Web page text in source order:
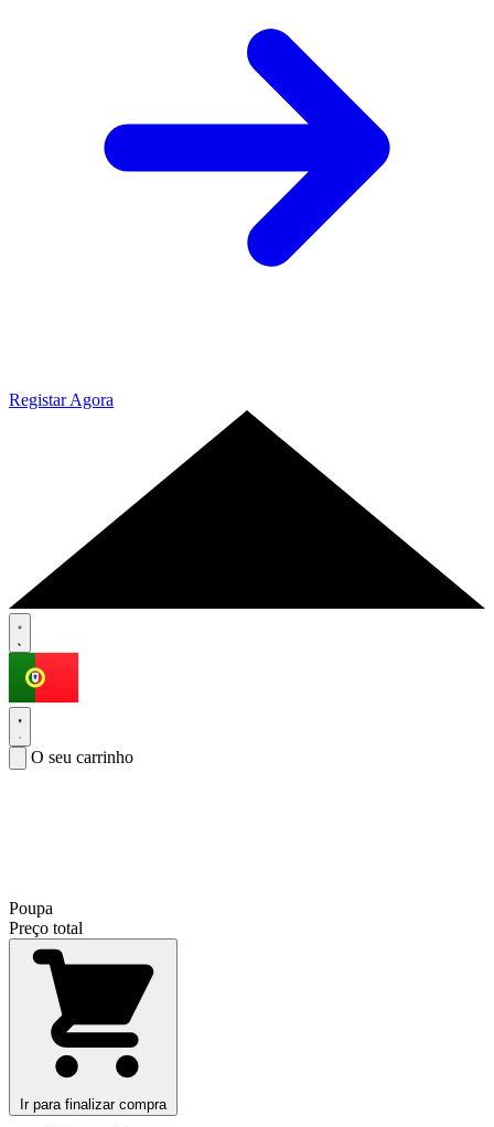
Registar Agora
O seu carrinho
Poupa
Preço total
Ir para finalizar compra